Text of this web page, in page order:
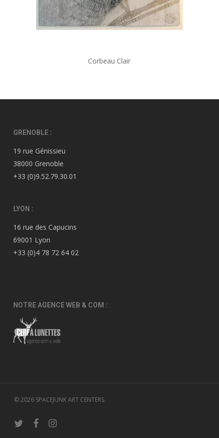
Corbeau Clair
GRENOBLE :
19 rue Génissieu
38000 Grenoble
+33 (0)9.52.79.30.01
LYON :
16 rue des Capucins
69001 Lyon
+33 (0)4 78 72 64 02
NOTRE AGENCE WEB & COM :
© 2026 SPACEJUNK ART CENTERS.
twitter facebookinstagram